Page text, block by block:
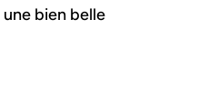
bien belle